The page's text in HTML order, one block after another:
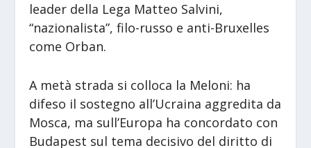
leader della Lega Matteo Salvini,
“nazionalista”, filo-russo e anti-Bruxelles
come Orban.
A metà strada si colloca la Meloni: ha
difeso il sostegno all’Ucraina aggredita da
Mosca, ma sull’Europa ha concordato con
Budapest sul tema decisivo del diritto di